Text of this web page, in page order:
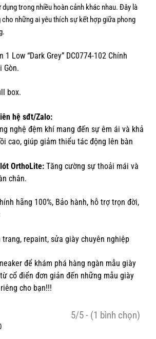
trong nhiều hoàn cảnh khác nhau. Đây là
những ai yêu thích sự kết hợp giữa phong
1 Low “Dark Grey” DC0774-102 Chính
Gòn.
box.
hệ sđt/Zalo:
nghệ đệm khí mang đến sự êm ái và khả
cao, giúp giảm thiểu tác động lên bàn
OrthoLite:Tăng cường sự thoải mái và
chân.
hãng 100%, Bảo hành, hỗ trợ trọn đời,
trang, repaint, sửa giày chuyên nghiệp
để khám phá hàng ngàn mẫu giày
từ cổ điển đơn giản đến những mẫu giày
cho bạn!!!
5/5 - (1 bình chọn)